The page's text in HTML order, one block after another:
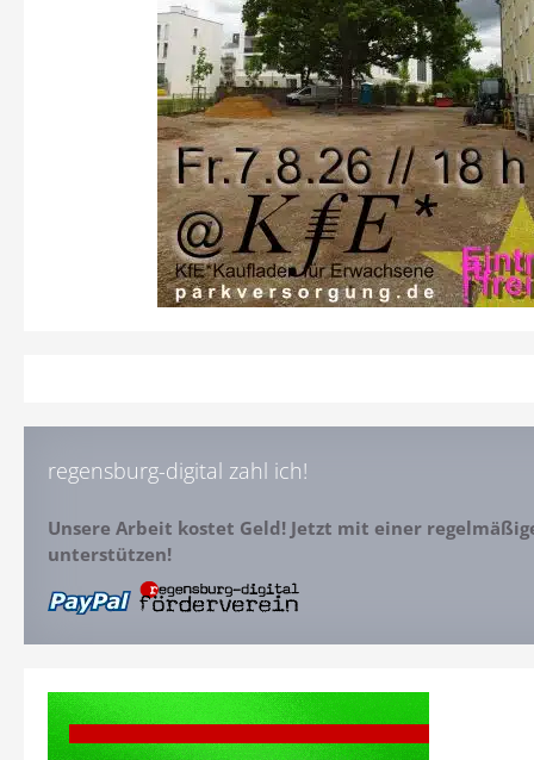
regensburg-digital zahl ich!
Unsere Arbeit kostet Geld! Jetzt mit einer
unterstützen!